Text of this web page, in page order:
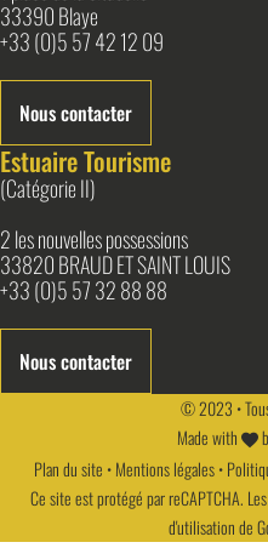
33390 Blaye
+33 (0)5 57 42 12 09
Nous contacter
Estuaire Tourisme
(Catégorie II)
2 les nouvelles possessions
33820 BRAUD ET SAINT LOUIS
+33 (0)5 57 32 88 88
Nous contacter
© 2023 •
Made with
Plan du site •Mentions légales•
Ce site est protégé par reCAPTCHA. Les
d'utilisationde